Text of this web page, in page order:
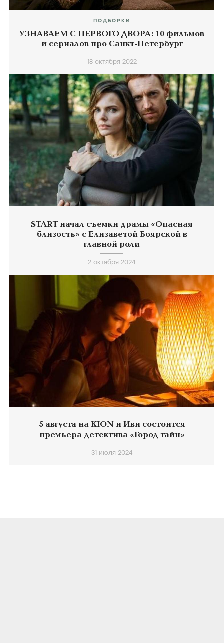
ПОДБОРКИ
УЗНАВАЕМ С ПЕРВОГО ДВОРА: 10 фильмов
и сериалов про Санкт-Петербург
18 октября 2022
START начал съемки драмы «Опасная
близость» с Елизаветой Боярской в
главной роли
2 октября 2024
5 августа на KION и Иви состоится
премьера детектива «Город тайн»
31 июля 2024